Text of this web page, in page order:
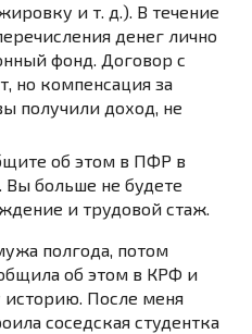
и т. д.). В течение
денег лично
фонд. Договор с
но компенсация за
получили доход, не
об этом в ПФР в
Вы больше не будете
и трудовой стаж.
полгода, потом
об этом в КРФ и
историю. После меня
соседская студентка